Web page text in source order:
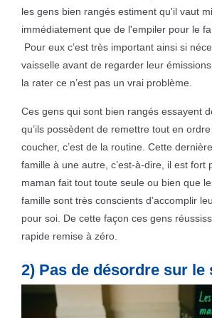
les gens bien rangés estiment qu'il vaut
immédiatement que de l'empiler pour le
Pour eux c’est très important ainsi si
vaisselle avant de regarder leur
la rater ce n’est pas un vrai problème.
Ces gens qui sont bien rangés essayent
qu’ils possèdent de remettre tout en ordre
coucher, c’est de la routine. Cette
famille à une autre, c’est-à-dire, il est fort
maman fait tout toute seule ou bien que
famille sont très conscients d’accomplir
pour soi. De cette façon ces gens
rapide remise à zéro.
2) Pas de désordre sur le